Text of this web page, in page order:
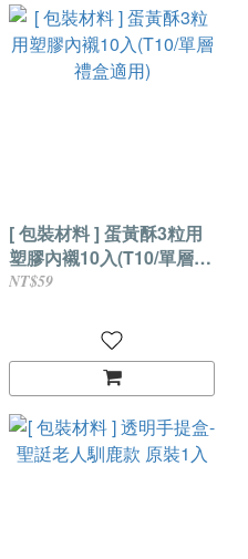
[ 包裝材料 ] 蛋黃酥3粒用
塑膠內襯10入(T10/單層禮
盒適用)
NT$59